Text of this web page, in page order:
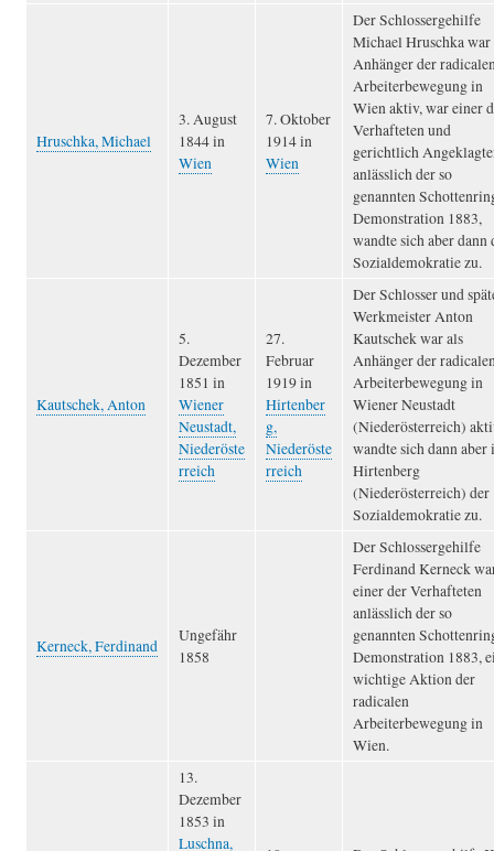
Hruschka, Michael
3. August
1844 in
Wien
7. Oktober
1914 in
Wien
Der Schlossergehilfe
Michael Hruschka war
Anhänger der
Arbeiterbewegung in
Wien aktiv, war einer
Verhafteten und
gerichtlich
anlässlich der so
genannten
Demonstration 1883,
wandte sich aber dann
Sozialdemokratie zu.
Kautschek, Anton
5.
Dezember
1851 in
Wiener
Neustadt,
Niederöste
rreich
27.
Februar
1919 in
Hirtenber
g,
Niederöste
rreich
Der Schlosser und
Werkmeister Anton
Kautschek war als
Anhänger der
Arbeiterbewegung in
Wiener Neustadt
(Niederösterreich)
wandte sich dann aber
Hirtenberg
(Niederösterreich) der
Sozialdemokratie zu.
Kerneck, Ferdinand
Ungefähr
1858
Der Schlossergehilfe
Ferdinand Kerneck
einer der Verhafteten
anlässlich der so
genannten
Demonstration 1883,
wichtige Aktion der
radicalen
Arbeiterbewegung in
Wien.
13.
Dezember
1853 in
Luschna,